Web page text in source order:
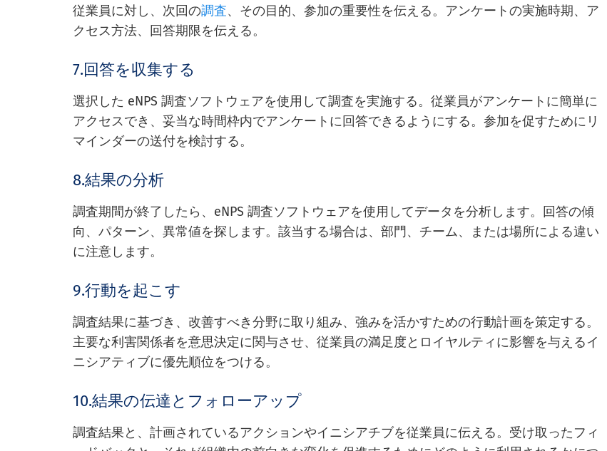
従業員に対し、次回の調査、その目的、参加の重要性を伝える。アンケートの実施時期、ア
クセス方法、回答期限を伝える。
7.回答を収集する
選択した eNPS 調査ソフトウェアを使用して調査を実施する。従業員がアンケートに簡単に
アクセスでき、妥当な時間枠内でアンケートに回答できるようにする。参加を促すためにリ
マインダーの送付を検討する。
8.結果の分析
調査期間が終了したら、eNPS 調査ソフトウェアを使用してデータを分析します。回答の傾
向、パターン、異常値を探します。該当する場合は、部門、チーム、または場所による違い
に注意します。
9.行動を起こす
調査結果に基づき、改善すべき分野に取り組み、強みを活かすための行動計画を策定する。
主要な利害関係者を意思決定に関与させ、従業員の満足度とロイヤルティに影響を与えるイ
ニシアティブに優先順位をつける。
10.結果の伝達とフォローアップ
調査結果と、計画されているアクションやイニシアチブを従業員に伝える。受け取ったフィ